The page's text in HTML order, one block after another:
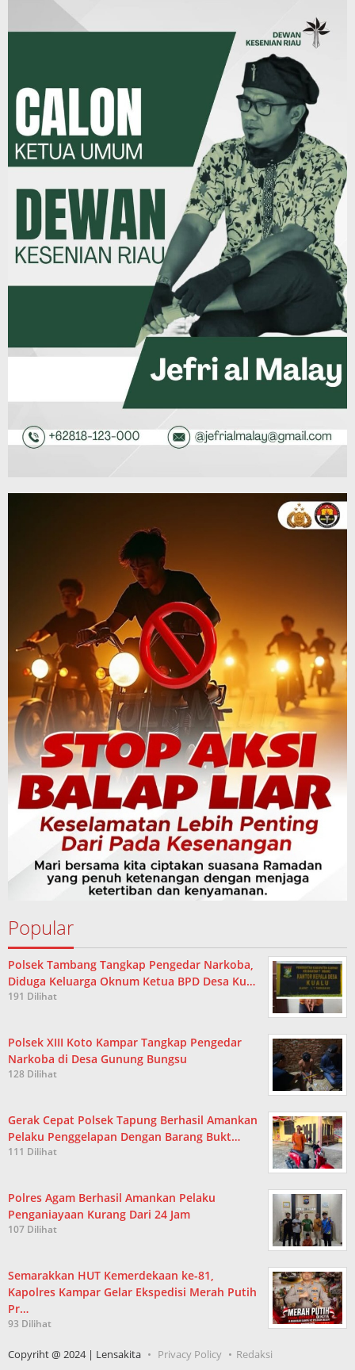
Popular
Polsek Tambang Tangkap Pengedar Narkoba,
Diduga Keluarga Oknum Ketua BPD Desa Ku…
191 Dilihat
Polsek XIII Koto Kampar Tangkap Pengedar
Narkoba di Desa Gunung Bungsu
128 Dilihat
Gerak Cepat Polsek Tapung Berhasil Amankan
Pelaku Penggelapan Dengan Barang Bukt…
111 Dilihat
Polres Agam Berhasil Amankan Pelaku
Penganiayaan Kurang Dari 24 Jam
107 Dilihat
Semarakkan HUT Kemerdekaan ke-81,
Kapolres Kampar Gelar Ekspedisi Merah Putih
Pr…
93 Dilihat
Copyriht @ 2024 | Lensakita Privacy Policy Redaksi